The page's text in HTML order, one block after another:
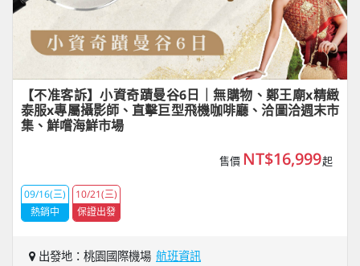
【不准客訴】小資奇蹟曼谷6日｜無購物、鄭王廟x精緻
泰服x專屬攝影師、直擊巨型飛機咖啡廳、洽圖洽週末市
集、鮮嚐海鮮市場
售價 NT$16,999起
09/16(三)
熱銷中
10/21(三)
保證出發
出發地：桃園國際機場 航班資訊